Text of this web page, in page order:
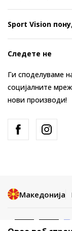
Sport Vision
Следете не
Ги споделуваме
социјалните
нови производи!
Македонија